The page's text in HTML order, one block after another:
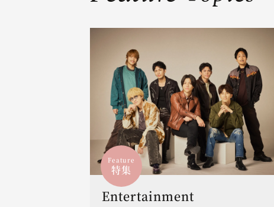
Feature
特集
Entertainment